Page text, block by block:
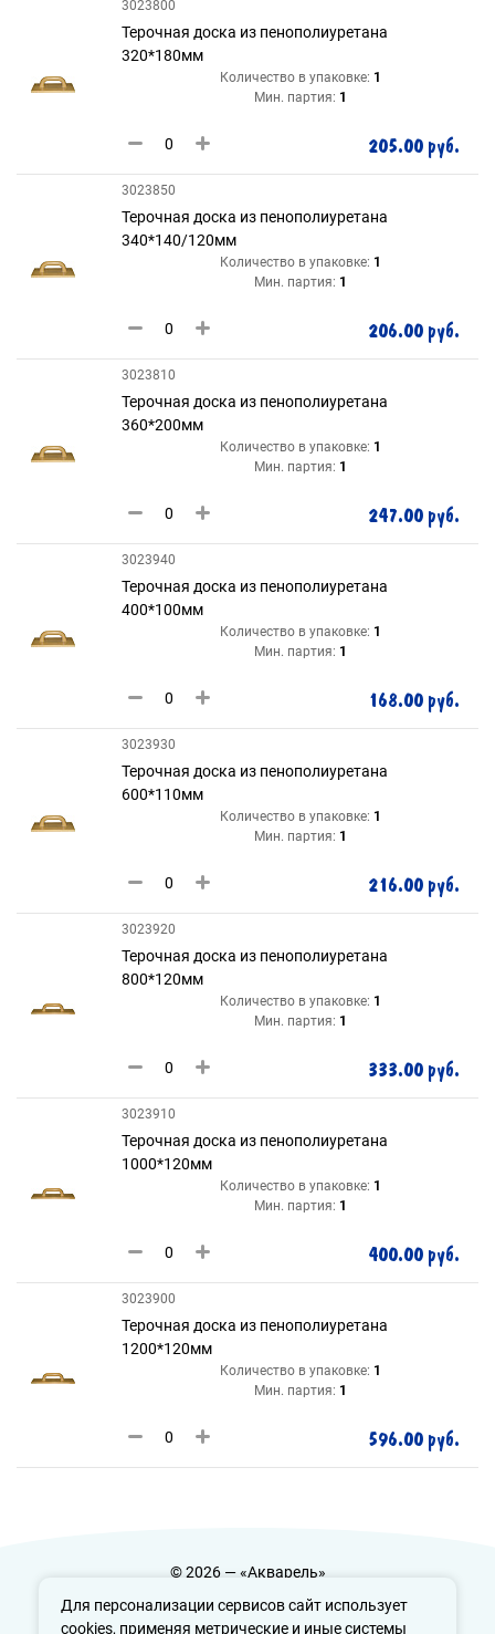
Для персонализации сервисов сайт использует
cookies, применяя метрические и иные системы
3023800
Терочная доска из пенополиуретана
320*180мм
Количество в упаковке: 1
Мин. партия: 1
205.00 руб.
3023850
Терочная доска из пенополиуретана
340*140/120мм
Количество в упаковке: 1
Мин. партия: 1
206.00 руб.
3023810
Терочная доска из пенополиуретана
360*200мм
Количество в упаковке: 1
Мин. партия: 1
247.00 руб.
3023940
Терочная доска из пенополиуретана
400*100мм
Количество в упаковке: 1
Мин. партия: 1
168.00 руб.
3023930
Терочная доска из пенополиуретана
600*110мм
Количество в упаковке: 1
Мин. партия: 1
216.00 руб.
3023920
Терочная доска из пенополиуретана
800*120мм
Количество в упаковке: 1
Мин. партия: 1
333.00 руб.
3023910
Терочная доска из пенополиуретана
1000*120мм
Количество в упаковке: 1
Мин. партия: 1
400.00 руб.
3023900
Терочная доска из пенополиуретана
1200*120мм
Количество в упаковке: 1
Мин. партия: 1
596.00 руб.
© 2026 — «Акварель»
Политика конфиденциальности